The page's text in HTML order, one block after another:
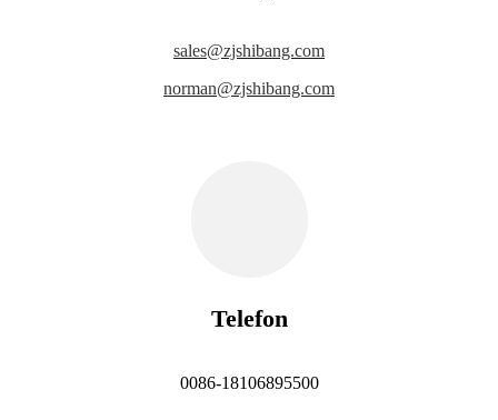
sales@zjshibang.com
norman@zjshibang.com
Telefon
0086-18106895500